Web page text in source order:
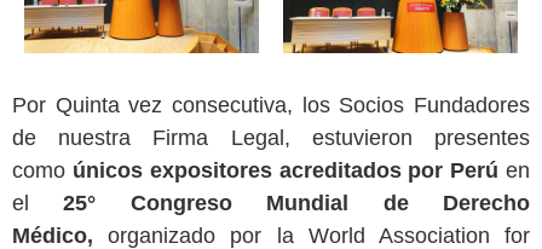
Por Quinta vez consecutiva, los Socios Fundadores
de nuestra Firma Legal, estuvieron presentes
como únicos expositores acreditados por Perú en
el25° Congreso Mundial de Derecho
Médico,organizado por la World Association for